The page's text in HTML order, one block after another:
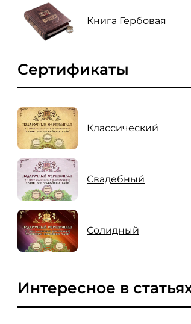
Книга Гербовая
Сертификаты
Классический
Свадебный
Солидный
Интересное в